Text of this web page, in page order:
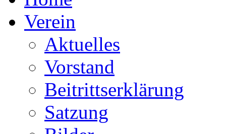
Verein
Aktuelles
Vorstand
Beitrittserklärung
Satzung